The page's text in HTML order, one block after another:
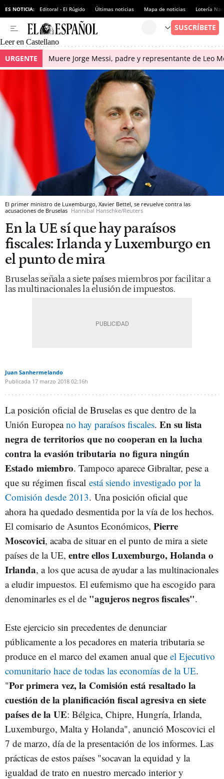
ES NOTICIA: Editoral - El Rúgido Últimas noticias Mapa de noticias Lotería
Leer en Castellano
URGENTE Muere Jorge Messi, padre y representante de Leo
El primer ministro de Luxemburgo, Xavier Bettel, se revuelve contra las
acusaciones de Bruselas Hannibal Hanschke/Reuters
En la UE sí que hay paraísos
fiscales: Irlanda y Luxemburgo en
el punto de mira
Bruselas señala a siete países miembros por facilitar a
las multinacionales la elusión de impuestos.
Juan Sanhermelando
Publicada 17 marzo 2018 02:16h
La posición oficial de Bruselas es que dentro de la
Unión Europeano hay paraísos fiscales. En su lista
negra de territorios que no cooperan en la lucha
contra la evasión tributaria no figura ningún
Estado miembro. Tampoco aparece Gibraltar, pese a
que su régimen fiscal está siendo investigado por la
Comisión desde 2013. Una posición oficial que
ahora ha quedado desmentida por la vía de los hechos.
El comisario de Asuntos Económicos, Pierre
Moscovici, acaba de situar en el punto de mira a siete
países de la UE, entre ellos Luxemburgo, Holanda o
Irlanda, a los que acusa de ayudar a las multinacionales
a eludir impuestos. El eufemismo que ha escogido para
denominarles es el de "agujeros negros fiscales".
Este ejercicio sin precedentes de denunciar
públicamente a los pecadores en materia tributaria se
produce en el marco del examen anual que el Ejecutivo
comunitario hace de todas las economías de la UE.
"Por primera vez, la Comisión está resaltado la
cuestión de la planificación fiscal agresiva en siete
países de la UE: Bélgica, Chipre, Hungría, Irlanda,
Luxemburgo, Malta y Holanda", anunció Moscovici el
7 de marzo, día de la presentación de los informes. Las
prácticas de estos países "socavan la equidad y la
igualdad de trato en nuestro mercado interior y